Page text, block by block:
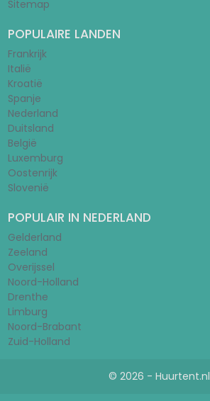
Sitemap
POPULAIRE LANDEN
Frankrijk
Italië
Kroatië
Spanje
Nederland
Duitsland
België
Luxemburg
Oostenrijk
Slovenië
POPULAIR IN NEDERLAND
Gelderland
Zeeland
Overijssel
Noord-Holland
Drenthe
Limburg
Noord-Brabant
Zuid-Holland
© 2026 - Huurtent.nl